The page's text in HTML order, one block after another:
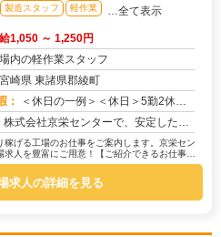
製造スタッフ 軽作業 …全て表示
1,050 ～ 1,250円
内の軽作業スタッフ
宮崎県 東諸県郡綾町
：
＜休日の一例＞＜休日＞5勤2休（工場カレンダーによる）★ＧＷ・夏季・年末年始休暇あり★有給休暇あり※配属先により休...
株式会社京栄センターで、安定した暮らしを手に入れませんか？☆家具付き寮がすぐに利用可能！→ 敷金・礼金・鍵交換代も...
げる工場のお仕事をご案内します。京栄セン
人を豊富にご用意！【ご紹介できるお仕事の
求人の詳細を見る